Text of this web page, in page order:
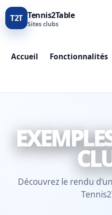
T2T Tennis2Table
Sites clubs
Accueil Fonctionnalités
Découvrez le rendu